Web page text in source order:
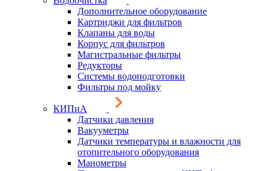
Дополнительное оборудование
Картриджи для фильтров
Клапаны для воды
Корпус для фильтров
Магистральные фильтры
Редукторы
Системы водоподготовки
Фильтры под мойку
КИПиА
Датчики давления
Вакууметры
Датчики температуры и влажности для
отопительного оборудования
Манометры